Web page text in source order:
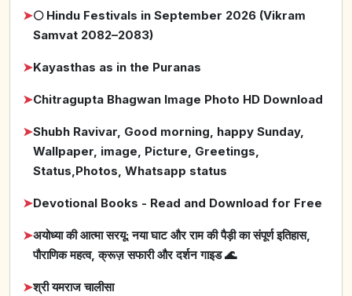
➤🌕 Hindu Festivals in September 2026 (Vikram
Samvat 2082–2083)
➤Kayasthas as in the Puranas
➤Chitragupta Bhagwan Image Photo HD Download
➤Shubh Ravivar, Good morning, happy Sunday,
Wallpaper, image, Picture, Greetings,
Status,Photos, Whatsapp status
➤Devotional Books - Read and Download for Free
➤अयोध्या की आत्मा सरयू: नया घाट और राम की पैड़ी का संपूर्ण इतिहास,
पौराणिक महत्व, क्रूज़ सफारी और दर्शन गाइड 🌊
➤श्री यमराज चालीसा